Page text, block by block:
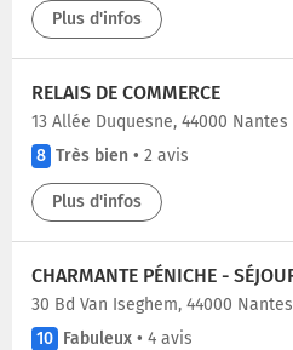
Plus d'infos
RELAIS DE COMMERCE
13 Allée Duquesne, 44000 Nantes
8 Très bien • 2 avis
Plus d'infos
30 Bd Van Iseghem, 44000 Nantes
10 Fabuleux • 4 avis